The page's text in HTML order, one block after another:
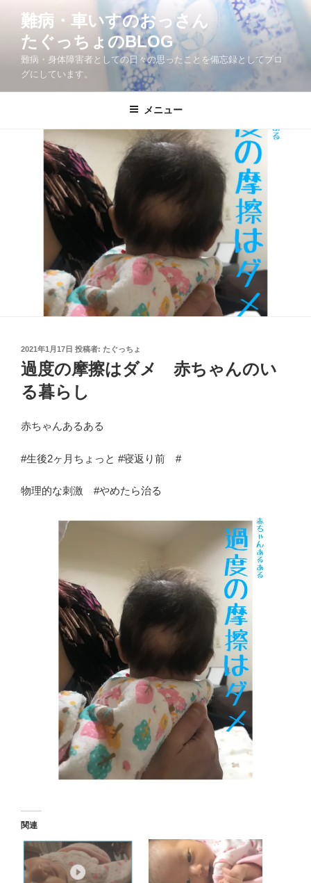
へ
難病・車いすのおっさん
たぐっちょのBLOG
難病・身体障害者としての日々の思ったことを備忘録としてブロ
グにしています。
メニュー
投
稿
日:
2021年1月17日 投稿者: たぐっちょ
過度の摩擦はダメ 赤ちゃんのい
る暮らし
赤ちゃんあるある
#生後2ヶ月ちょっと #寝返り前 #
物理的な刺激 #やめたら治る
関連